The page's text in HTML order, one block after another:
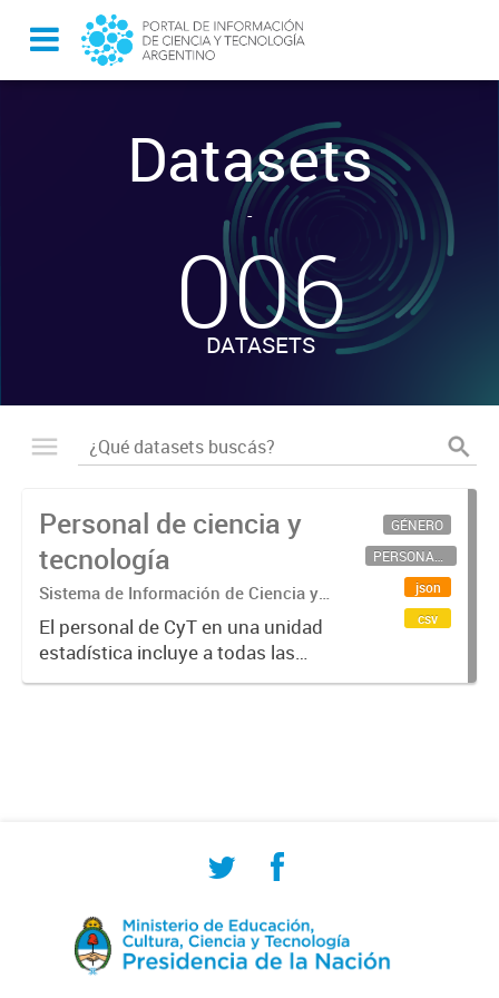
Datasets
-
006
DATASETS
Personal de ciencia y
tecnología
Sistema de Información de Ciencia y
Tecnología Argentino (SICYTAR)
El personal de CyT en una unidad
estadística incluye a todas las
personas involucradas
GÉNERO
PERSONAL CIENTÍFICO-TECNOLÓGICO
json
csv